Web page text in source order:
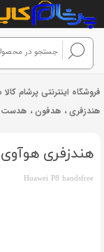
فروشگاه اینترنتی پرشام
هندزفری ، هدفون ، هدست
هندزفری هوآوی P8
Huawei P8 handsfree